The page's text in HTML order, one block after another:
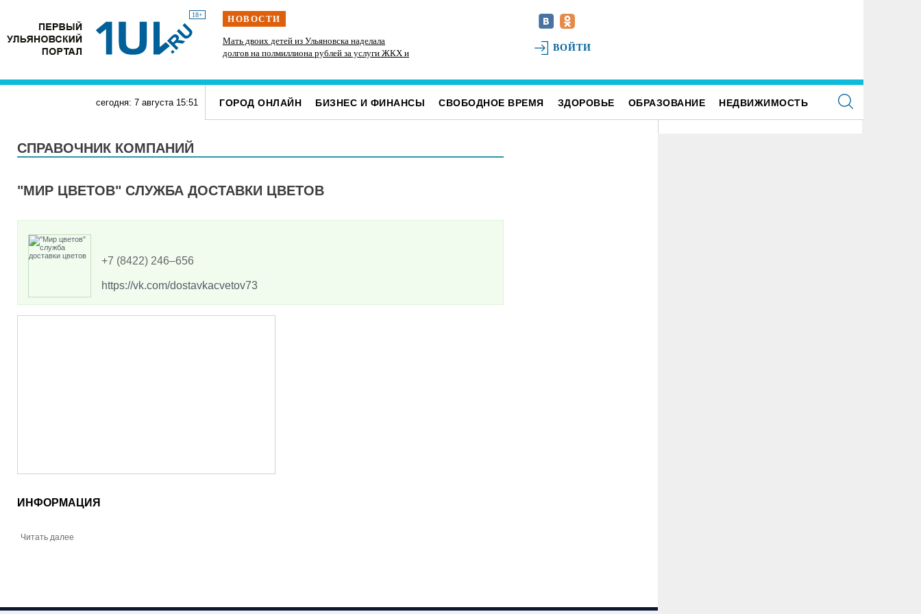
18+ НОВОСТИ
Директор ульяновской топливной компании
скрыл от налоговиков больше 48 млн рублей
Мать двоих детей из Ульяновска наделала
долгов на полмиллиона рублей за услуги ЖКХ и
К реальным и срокам и крупным штрафам
приговорили ульяновских перевозчиков,
ВОЙТИ
сегодня: 7 августа 15:51 ГОРОД ОНЛАЙН БИЗНЕС И ФИНАНСЫ СВОБОДНОЕ ВРЕМЯ ЗДОРОВЬЕ ОБРАЗОВАНИЕ НЕДВИЖИМОСТЬ
СПРАВОЧНИК КОМПАНИЙ
"МИР ЦВЕТОВ" СЛУЖБА ДОСТАВКИ ЦВЕТОВ
+7 (8422) 246‒656
https://vk.com/dostavkacvetov73
ИНФОРМАЦИЯ
Читать далее